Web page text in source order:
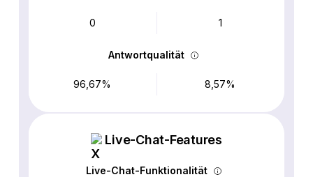
0 1
Antwortqualität
96,67% 8,57%
Live-Chat-Features
Live-Chat-Funktionalität